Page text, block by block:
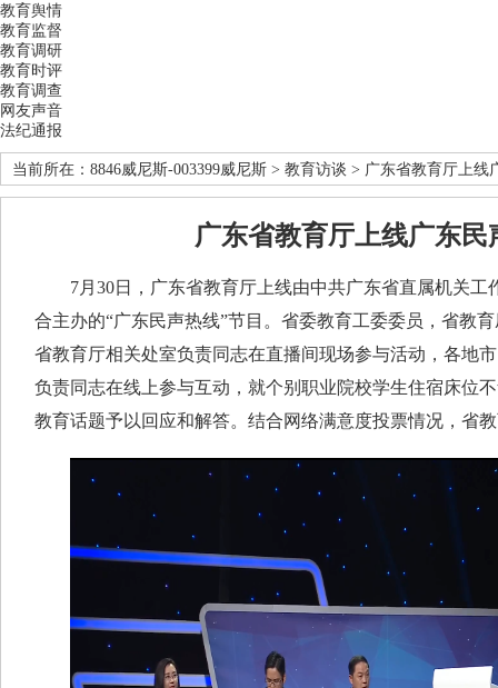
教育舆情
教育监督
教育调研
教育时评
教育调查
网友声音
法纪通报
当前所在： 8846威尼斯-003399威尼斯 > 教育访谈 > 广东省教育厅上线
广东省教育厅上线广东民
7月30日，广东省教育厅上线由中共广东省直属机关工
合主办的“广东民声热线”节目。省委教育工委委员，省教
省教育厅相关处室负责同志在直播间现场参与活动，各地
负责同志在线上参与互动，就个别职业院校学生住宿床位
教育话题予以回应和解答。结合网络满意度投票情况，省